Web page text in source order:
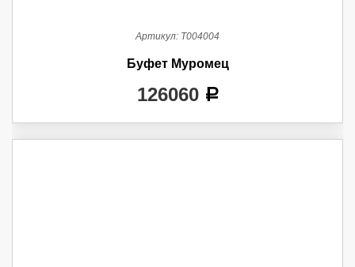
Артикул: Т004004
Буфет Муромец
126060 a